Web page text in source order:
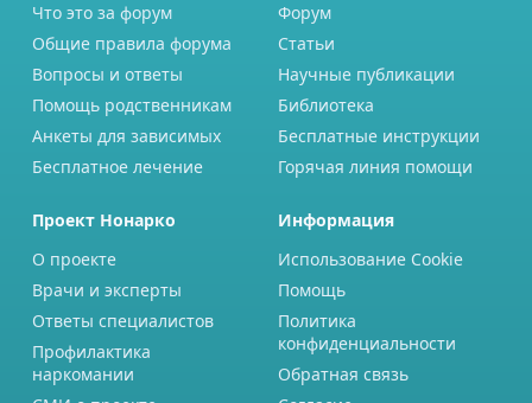
Что это за форум
Общие правила форума
Вопросы и ответы
Помощь родственникам
Анкеты для зависимых
Бесплатное лечение
Форум
Статьи
Научные публикации
Библиотека
Бесплатные инструкции
Горячая линия помощи
Проект Нонарко
О проекте
Врачи и эксперты
Ответы специалистов
Профилактика
наркомании
Информация
Использование Cookie
Помощь
Политика
конфиденциальности
Обратная связь